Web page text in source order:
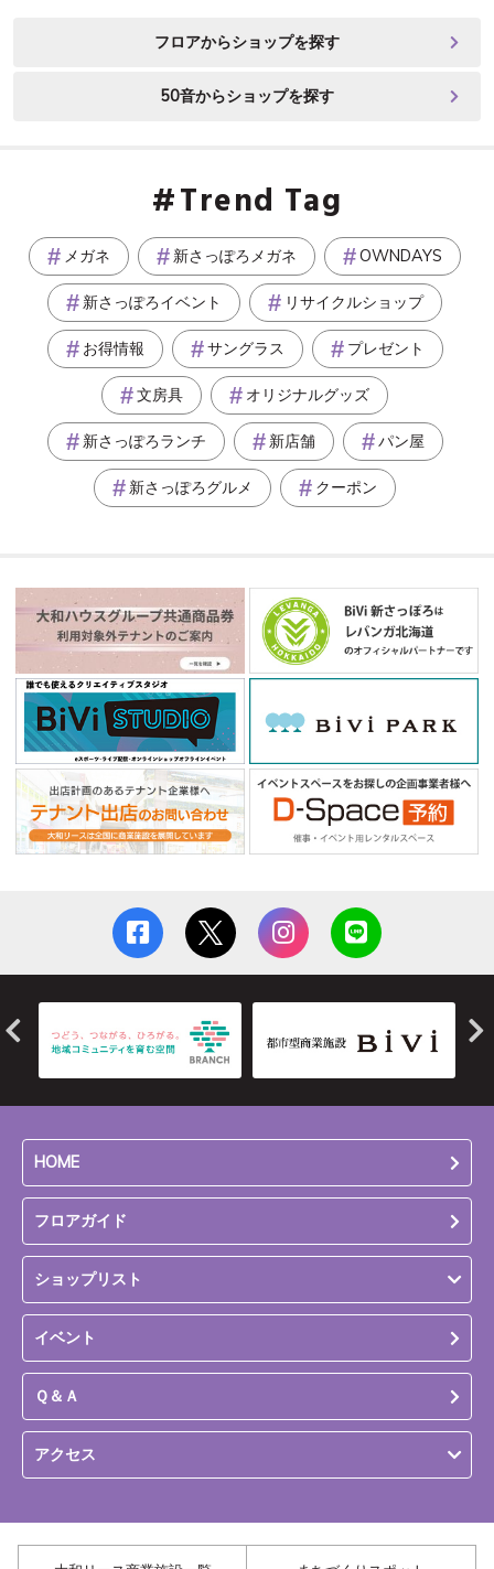
フロアからショップを探す
50音からショップを探す
Trend Tag
メガネ 新さっぽろメガネ OWNDAYS
新さっぽろイベント リサイクルショップ
お得情報 サングラス プレゼント
文房具 オリジナルグッズ
新さっぽろランチ 新店舗 パン屋
新さっぽろグルメ クーポン
HOME
フロアガイド
ショップリスト
イベント
Ｑ＆Ａ
アクセス